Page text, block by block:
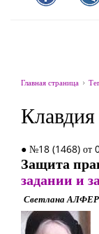
Главная страница
● №18 (1468) от
Защита
задании и
Светлана